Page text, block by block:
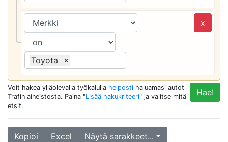
x
Toyota ×
Hae!
Voit hakea ylläolevalla työkalulla helposti haluamasi autot
Trafin aineistosta. Paina "Lisää hakukriteeri" ja valitse mitä
etsit.
Kopioi Excel Näytä sarakkeet...